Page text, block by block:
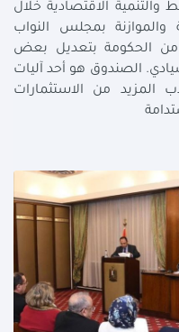
والتنمية الاقتصادية خلال
بمجلس النواب
من الحكومة بتعديل بعض
الصندوق هو أحد آليات
من الاستثمارات